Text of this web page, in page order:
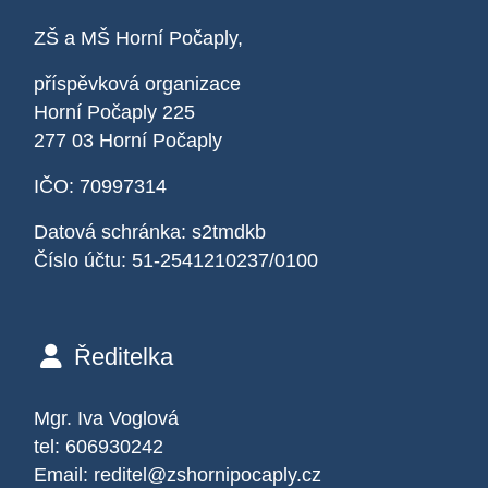
ZŠ a MŠ Horní Počaply,
příspěvková organizace
Horní Počaply 225
277 03 Horní Počaply
IČO: 70997314
Datová schránka: s2tmdkb
Číslo účtu: 51-2541210237/0100
Ředitelka
Mgr. Iva Voglová
tel: 606930242
Email: reditel@zshornipocaply.cz